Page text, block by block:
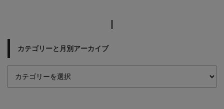
カテゴリーと月別アーカイブ